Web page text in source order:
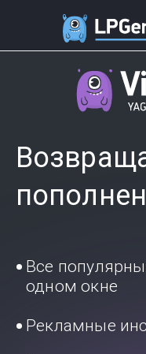
Все
одном окне
Рекламные